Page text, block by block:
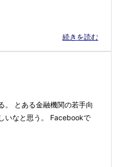
続きを読む
。 とある金融機関の若手向
いなと思う。 Facebookで